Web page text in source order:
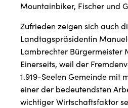
Mountainbiker, Fischer und
Zufrieden zeigen sich auch
Landtagspräsidentin
Lambrechter Bürgermeister
Einerseits, weil der
1.919-Seelen Gemeinde mit
einer der bedeutendsten
wichtiger Wirtschaftsfaktor